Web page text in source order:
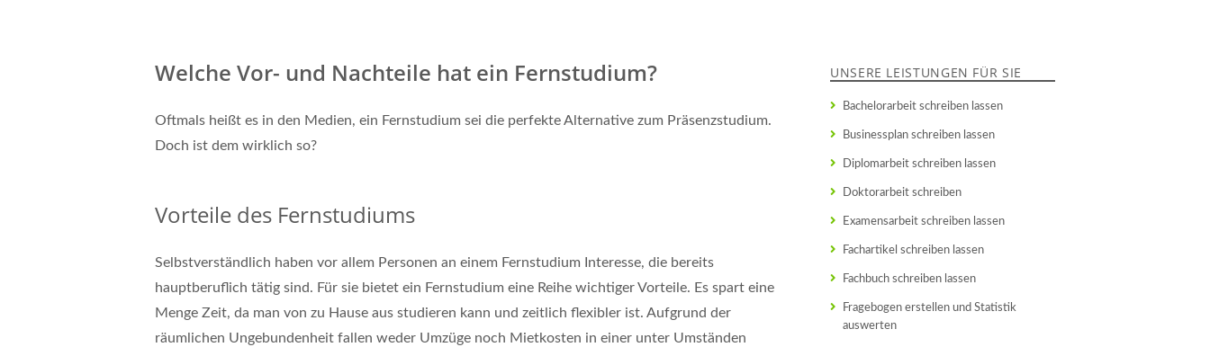
Welche Vor- und Nachteile hat ein Fernstudium?
Oftmals heißt es in den Medien, ein Fernstudium sei die perfekte Alternative zum Präsenzstudium.
Doch ist dem wirklich so?
Vorteile des Fernstudiums
Selbstverständlich haben vor allem Personen an einem Fernstudium Interesse, die bereits
hauptberuflich tätig sind. Für sie bietet ein Fernstudium eine Reihe wichtiger Vorteile. Es spart eine
Menge Zeit, da man von zu Hause aus studieren kann und zeitlich flexibler ist. Aufgrund der
räumlichen Ungebundenheit fallen weder Umzüge noch Mietkosten in einer unter Umständen
UNSERE LEISTUNGEN FÜR SIE
Bachelorarbeit schreiben lassen
Businessplan schreiben lassen
Diplomarbeit schreiben lassen
Doktorarbeit schreiben
Examensarbeit schreiben lassen
Fachartikel schreiben lassen
Fachbuch schreiben lassen
Fragebogen erstellen und Statistik
auswerten